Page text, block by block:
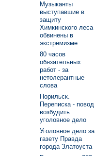
Музыканты
выступавшие в
защиту
Химкинского леса
обвинены в
экстремизме
80 часов
обязательных
работ - за
нетолерантные
слова
Норильск.
Переписка - повод
возбудить
уголовное дело
Уголовное дело за
газету Правда
города Златоуста